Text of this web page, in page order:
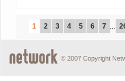
1 2 3 4 5 6 7 ...
© 2007 Copyright